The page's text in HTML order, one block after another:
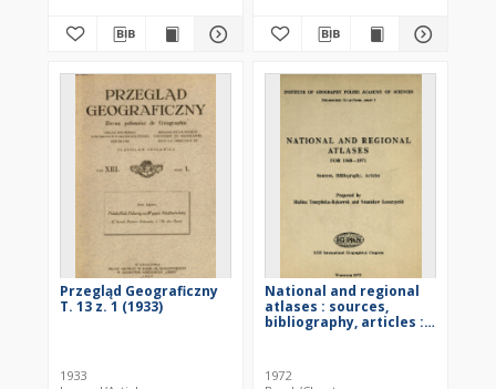
Przegląd Geograficzny
T. 13 z. 1 (1933)
1933
National and regional
atlases : sources,
bibliography, articles :
1972